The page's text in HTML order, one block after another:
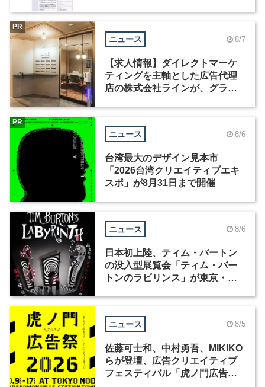
ニュース 8/7
【求人情報】ダイレクトマーケ
ティングを主軸とした広告代理
店の株式会社ラインが、グラフ
PR
ニュース 8/6
台湾最大のデザイン見本市
「2026台湾クリエイティブエキ
スポ」が8月31日まで開催
PR
ニュース 8/6
日本初上陸、ティム・バートン
の没入型展覧会「ティム・バー
トンのラビリンス」が東京・豊
ニュース 8/5
佐藤可士和、中村勇吾、MIKIKO
らが登壇、広告クリエイティブ
フェスティバル「虎ノ門広告